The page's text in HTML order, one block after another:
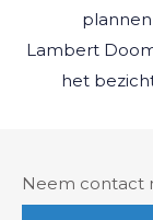
Lambert
het
Neem contact